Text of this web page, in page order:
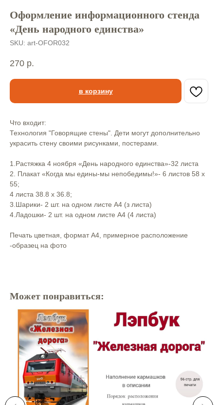
Оформление информационного стенда
«День народного единства»
SKU: art-OFOR032
270 р.
в корзину
Что входит:
Технология "Говорящие стены". Дети могут дополнительно
украсить стену своими рисунками, постерами.
1.Растяжка 4 ноября «День народного единства»-32 листа
2. Плакат «Когда мы едины-мы непобедимы!»- 6 листов 58 х
55;
4 листа 38.8 х 36.8;
3.Шарики- 2 шт. на одном листе А4 (з листа)
4.Ладошки- 2 шт. на одном листе А4 (4 листа)
Печать цветная, формат А4, примерное расположение
-образец на фото
Может понравиться: